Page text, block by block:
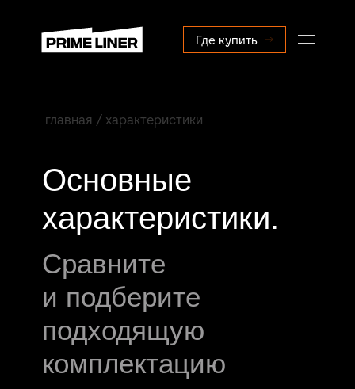
Где купить
главная / характеристики
Сравните
и подберите
подходящую
комплектацию
Основные
характеристики.